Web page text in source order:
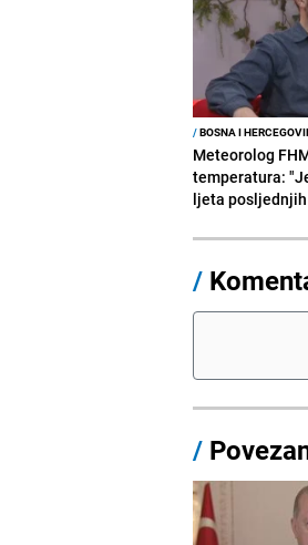
/BOSNA I
Meteorolog
temperatura:
ljeta
/
/